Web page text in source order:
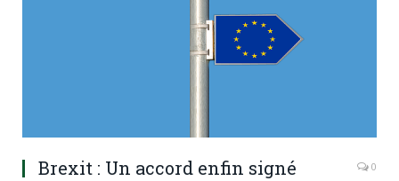
Brexit : Un accord enfin signé
0